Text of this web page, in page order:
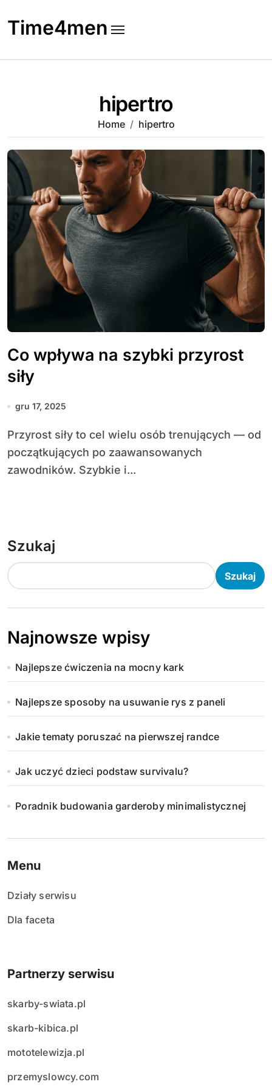
to
content
Time4men
hipertro
Home hipertro
Co wpływa na szybki przyrost
siły
gru 17, 2025
Przyrost siły to cel wielu osób trenujących — od
początkujących po zaawansowanych
zawodników. Szybkie i...
Szukaj
Szukaj
Najnowsze wpisy
Najlepsze ćwiczenia na mocny kark
Najlepsze sposoby na usuwanie rys z paneli
Jakie tematy poruszać na pierwszej randce
Jak uczyć dzieci podstaw survivalu?
Poradnik budowania garderoby minimalistycznej
Menu
Działy serwisu
Dla faceta
Partnerzy serwisu
skarby-swiata.pl
skarb-kibica.pl
mototelewizja.pl
przemyslowcy.com